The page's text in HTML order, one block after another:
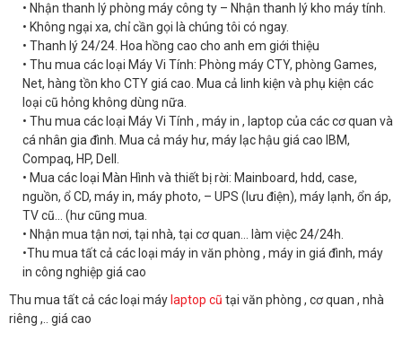
• Nhận thanh lý phòng máy công ty – Nhận thanh lý kho máy tính.
• Không ngại xa, chỉ cần gọi là chúng tôi có ngay.
• Thanh lý 24/24. Hoa hồng cao cho anh em giới thiệu
• Thu mua các loại Máy Vi Tính: Phòng máy CTY, phòng Games,
Net, hàng tồn kho CTY giá cao. Mua cả linh kiện và phụ kiện các
loại cũ hỏng không dùng nữa.
• Thu mua các loại Máy Vi Tính , máy in , laptop của các cơ quan và
cá nhân gia đình. Mua cả máy hư, máy lạc hậu giá cao IBM,
Compaq, HP, Dell.
• Mua các loại Màn Hình và thiết bị rời: Mainboard, hdd, case,
nguồn, ổ CD, máy in, máy photo, – UPS (lưu điện), máy lạnh, ổn áp,
TV cũ… (hư cũng mua.
• Nhận mua tận nơi, tại nhà, tại cơ quan… làm việc 24/24h.
•Thu mua tất cả các loại máy in văn phòng , máy in giá đình, máy
in công nghiệp giá cao
Thu mua tất cả các loại máy laptop cũ tại văn phòng , cơ quan , nhà
riêng ,.. giá cao